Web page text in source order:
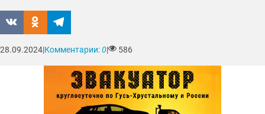
28.09.2024|Комментарии:0| 586